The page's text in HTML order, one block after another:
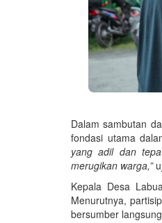
Dalam sambutan
fondasi utama
yang adil dan
merugikan warga,”
Kepala Desa
Menurutnya,
bersumber